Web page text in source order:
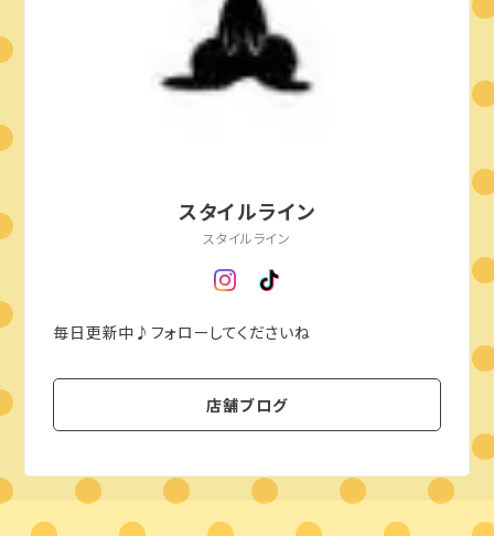
スタイルライン
スタイルライン
毎日更新中♪フォローしてくださいね
店舗ブログ